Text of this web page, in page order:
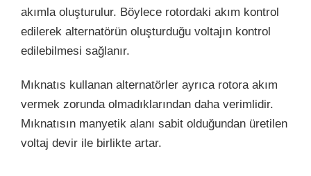
akımla oluşturulur. Böylece rotordaki akım kontrol
edilerek alternatörün oluşturduğu voltajın kontrol
edilebilmesi sağlanır.
Mıknatıs kullanan alternatörler ayrıca rotora akım
vermek zorunda olmadıklarından daha verimlidir.
Mıknatısın manyetik alanı sabit olduğundan üretilen
voltaj devir ile birlikte artar.